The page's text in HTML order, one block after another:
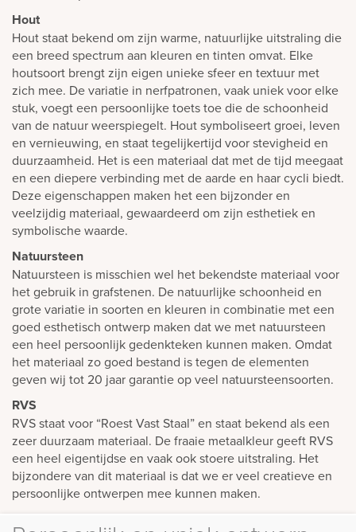
Hout
Hout staat bekend om zijn warme, natuurlijke uitstraling die
een breed spectrum aan kleuren en tinten omvat. Elke
houtsoort brengt zijn eigen unieke sfeer en textuur met
zich mee. De variatie in nerfpatronen, vaak uniek voor elke
stuk, voegt een persoonlijke toets toe die de schoonheid
van de natuur weerspiegelt. Hout symboliseert groei, leven
en vernieuwing, en staat tegelijkertijd voor stevigheid en
duurzaamheid. Het is een materiaal dat met de tijd meegaat
en een diepere verbinding met de aarde en haar cycli biedt.
Deze eigenschappen maken het een bijzonder en
veelzijdig materiaal, gewaardeerd om zijn esthetiek en
symbolische waarde.
Natuursteen
Natuursteen is misschien wel het bekendste materiaal voor
het gebruik in grafstenen. De natuurlijke schoonheid en
grote variatie in soorten en kleuren in combinatie met een
goed esthetisch ontwerp maken dat we met natuursteen
een heel persoonlijk gedenkteken kunnen maken. Omdat
het materiaal zo goed bestand is tegen de elementen
geven wij tot 20 jaar garantie op veel natuursteensoorten.
RVS
RVS staat voor “Roest Vast Staal” en staat bekend als een
zeer duurzaam materiaal. De fraaie metaalkleur geeft RVS
een heel eigentijdse en vaak ook stoere uitstraling. Het
bijzondere van dit materiaal is dat we er veel creatieve en
persoonlijke ontwerpen mee kunnen maken.